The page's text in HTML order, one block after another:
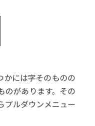
かには字そのものの
のがあります。その
プルダウンメニュー